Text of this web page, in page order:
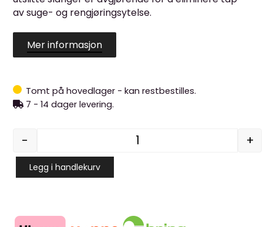
av suge- og rengjøringsytelse.
Mer informasjon
Tomt på hovedlager - kan restbestilles.
7 - 14 dager levering.
Gulvmunnstykke med
- +
Legg i handlekurv